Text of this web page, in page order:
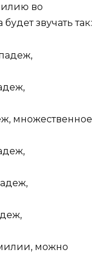
во
звучать так:
множественное
можно